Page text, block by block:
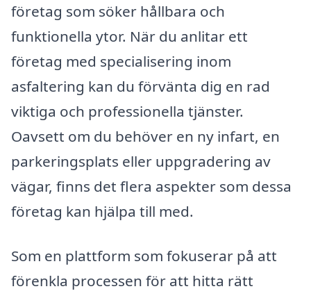
företag som söker hållbara och
funktionella ytor. När du anlitar ett
företag med specialisering inom
asfaltering kan du förvänta dig en rad
viktiga och professionella tjänster.
Oavsett om du behöver en ny infart, en
parkeringsplats eller uppgradering av
vägar, finns det flera aspekter som dessa
företag kan hjälpa till med.
Som en plattform som fokuserar på att
förenkla processen för att hitta rätt